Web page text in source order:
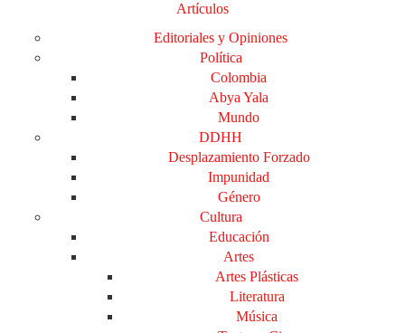
Artículos
Editoriales y Opiniones
Política
Colombia
Abya Yala
Mundo
DDHH
Desplazamiento Forzado
Impunidad
Género
Cultura
Educación
Artes
Artes Plásticas
Literatura
Música